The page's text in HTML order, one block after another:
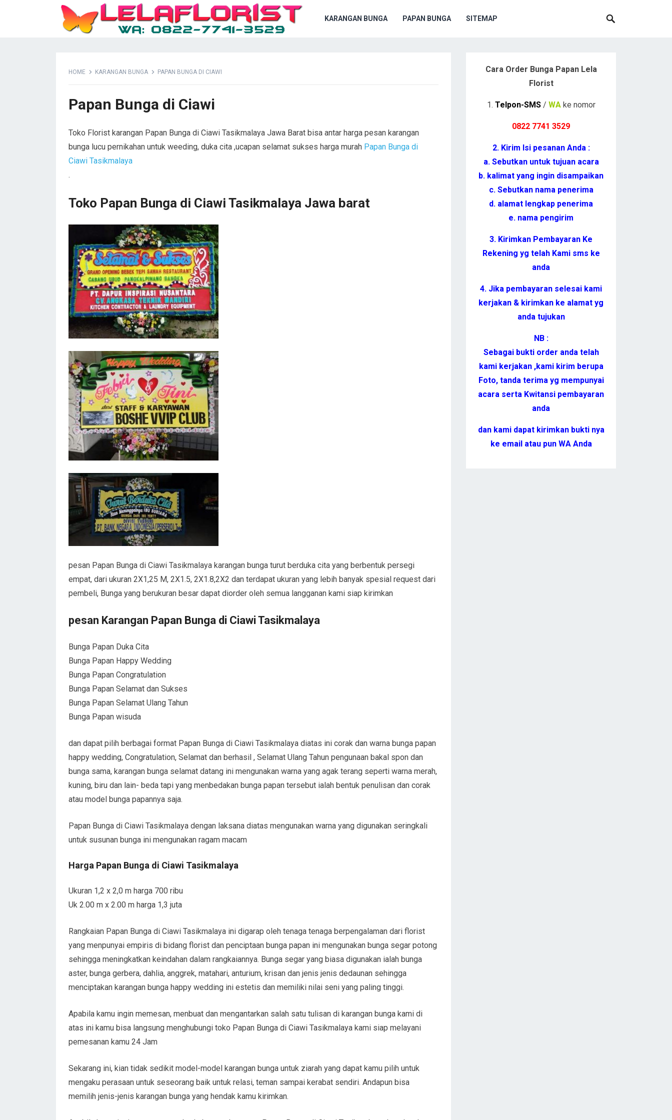
KARANGAN BUNGA PAPAN BUNGA SITEMAP
HOME KARANGAN BUNGA PAPAN BUNGA DI CIAWI
Papan Bunga di Ciawi
Toko Florist karangan Papan Bunga di Ciawi Tasikmalaya Jawa Barat bisa antar harga pesan karangan
bunga lucu pernikahan untuk weeding, duka cita ,ucapan selamat sukses harga murah Papan Bunga di
Ciawi Tasikmalaya
.
Toko Papan Bunga di Ciawi Tasikmalaya Jawa barat
pesan Papan Bunga di Ciawi Tasikmalaya karangan bunga turut berduka cita yang berbentuk persegi
empat, dari ukuran 2X1,25 M, 2X1.5, 2X1.8,2X2 dan terdapat ukuran yang lebih banyak spesial request dari
pembeli, Bunga yang berukuran besar dapat diorder oleh semua langganan kami siap kirimkan
pesan Karangan Papan Bunga di Ciawi Tasikmalaya
Bunga Papan Duka Cita
Bunga Papan Happy Wedding
Bunga Papan Congratulation
Bunga Papan Selamat dan Sukses
Bunga Papan Selamat Ulang Tahun
Bunga Papan wisuda
dan dapat pilih berbagai format Papan Bunga di Ciawi Tasikmalaya diatas ini corak dan warna bunga papan
happy wedding, Congratulation, Selamat dan berhasil , Selamat Ulang Tahun pengunaan bakal spon dan
bunga sama, karangan bunga selamat datang ini mengunakan warna yang agak terang seperti warna merah,
kuning, biru dan lain- beda tapi yang menbedakan bunga papan tersebut ialah bentuk penulisan dan corak
atau model bunga papannya saja.
Papan Bunga di Ciawi Tasikmalaya dengan laksana diatas mengunakan warna yang digunakan seringkali
untuk susunan bunga ini mengunakan ragam macam
Harga Papan Bunga di Ciawi Tasikmalaya
Ukuran 1,2 x 2,0 m harga 700 ribu
Uk 2.00 m x 2.00 m harga 1,3 juta
Rangkaian Papan Bunga di Ciawi Tasikmalaya ini digarap oleh tenaga tenaga berpengalaman dari florist
yang menpunyai empiris di bidang florist dan penciptaan bunga papan ini mengunakan bunga segar potong
sehingga meningkatkan keindahan dalam rangkaiannya. Bunga segar yang biasa digunakan ialah bunga
aster, bunga gerbera, dahlia, anggrek, matahari, anturium, krisan dan jenis jenis dedaunan sehingga
menciptakan karangan bunga happy wedding ini estetis dan memiliki nilai seni yang paling tinggi.
Apabila kamu ingin memesan, menbuat dan mengantarkan salah satu tulisan di karangan bunga kami di
atas ini kamu bisa langsung menghubungi toko Papan Bunga di Ciawi Tasikmalaya kami siap melayani
pemesanan kamu 24 Jam
Sekarang ini, kian tidak sedikit model-model karangan bunga untuk ziarah yang dapat kamu pilih untuk
mengaku perasaan untuk seseorang baik untuk relasi, teman sampai kerabat sendiri. Andapun bisa
memilih jenis-jenis karangan bunga yang hendak kamu kirimkan.
Cara Order Bunga Papan Lela
Florist
1. Telpon-SMS/ WAke nomor
0822 7741 3529
2. Kirim Isi pesanan Anda :
a. Sebutkan untuk tujuan acara
b. kalimat yang ingin disampaikan
c. Sebutkan nama penerima
d. alamat lengkap penerima
e. nama pengirim
3. Kirimkan Pembayaran Ke
Rekening yg telah Kami sms ke
anda
4. Jika pembayaran selesai kami
kerjakan & kirimkan ke alamat yg
anda tujukan
NB :
Sebagai bukti order anda telah
kami kerjakan ,kami kirim berupa
Foto, tanda terima yg mempunyai
acara serta Kwitansi pembayaran
anda
dan kami dapat kirimkan bukti nya
ke email atau pun WA Anda